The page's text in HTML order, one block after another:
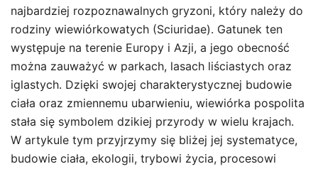
najbardziej rozpoznawalnych gryzoni, który należy do
rodziny wiewiórkowatych (Sciuridae). Gatunek ten
występuje na terenie Europy i Azji, a jego obecność
można zauważyć w parkach, lasach liściastych oraz
iglastych. Dzięki swojej charakterystycznej budowie
ciała oraz zmiennemu ubarwieniu, wiewiórka pospolita
stała się symbolem dzikiej przyrody w wielu krajach.
W artykule tym przyjrzymy się bliżej jej systematyce,
budowie ciała, ekologii, trybowi życia, procesowi